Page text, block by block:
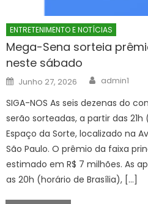
ENTRETENIMENTO E NOTÍCIAS
Mega-Sena sorteia
neste sábado
Posted
on
Junho 27, 2026 Author
admin1
SIGA-NOS As seis dezenas do
serão sorteadas, a partir das
Espaço da Sorte, localizado na
São Paulo. O prêmio da faixa
estimado em R$ 7 milhões. As
as 20h (horário de Brasília), […]